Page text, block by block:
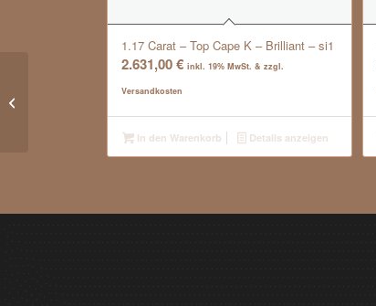
1.17 Carat – Top Cape K – Brilliant – si1
2.631,00€ inkl. 19% MwSt. & zzgl.
Versandkosten
In den Warenkorb Details anzeigen